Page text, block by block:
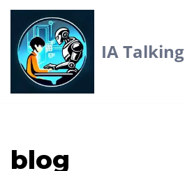
Skip
to
content
IA Talking
blog